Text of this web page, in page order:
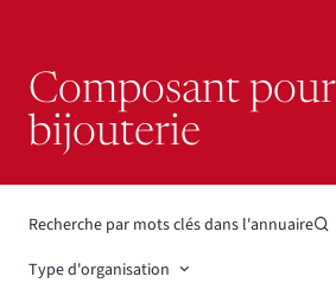
Composant pour
bijouterie
Recherche par mots clés dans l'annuaire
Type d'organisation